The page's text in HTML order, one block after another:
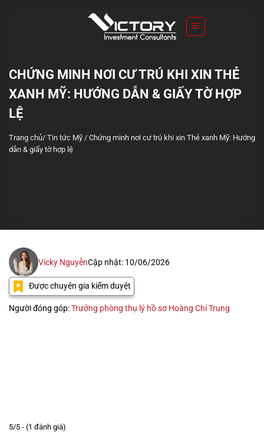
CHỨNG MINH NƠI CƯ TRÚ KHI XIN THẺ
XANH MỸ: HƯỚNG DẪN & GIẤY TỜ HỢP
LỆ
Trang chủ/ Tin tức Mỹ / Chứng minh nơi cư trú khi xin Thẻ xanh Mỹ: Hướng
dẫn & giấy tờ hợp lệ
Vicky NguyễnCập nhật: 10/06/2026
Được chuyên gia kiểm duyệt
Người đóng góp:Trưởng phòng thụ lý hồ sơ Hoàng Chí Trung
5/5 - (1 đánh giá)